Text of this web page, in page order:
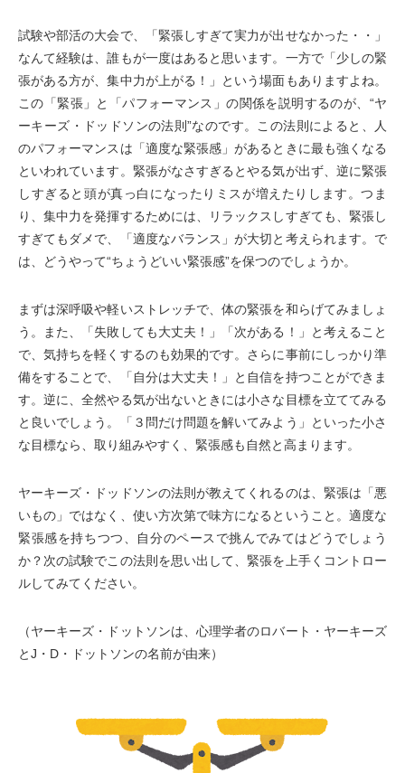
試験や部活の大会で、「緊張しすぎて実力が出せなかった・・」
なんて経験は、誰もが一度はあると思います。一方で「少しの緊
張がある方が、集中力が上がる！」という場面もありますよね。
この「緊張」と「パフォーマンス」の関係を説明するのが、“ヤ
ーキーズ・ドッドソンの法則”なのです。この法則によると、人
のパフォーマンスは「適度な緊張感」があるときに最も強くなる
といわれています。緊張がなさすぎるとやる気が出ず、逆に緊張
しすぎると頭が真っ白になったりミスが増えたりします。つま
り、集中力を発揮するためには、リラックスしすぎても、緊張し
すぎてもダメで、「適度なバランス」が大切と考えられます。で
は、どうやって“ちょうどいい緊張感”を保つのでしょうか。
まずは深呼吸や軽いストレッチで、体の緊張を和らげてみましょ
う。また、「失敗しても大丈夫！」「次がある！」と考えること
で、気持ちを軽くするのも効果的です。さらに事前にしっかり準
備をすることで、「自分は大丈夫！」と自信を持つことができま
す。逆に、全然やる気が出ないときには小さな目標を立ててみる
と良いでしょう。「３問だけ問題を解いてみよう」といった小さ
な目標なら、取り組みやすく、緊張感も自然と高まります。
ヤーキーズ・ドッドソンの法則が教えてくれるのは、緊張は「悪
いもの」ではなく、使い方次第で味方になるということ。適度な
緊張感を持ちつつ、自分のペースで挑んでみてはどうでしょう
か？次の試験でこの法則を思い出して、緊張を上手くコントロー
ルしてみてください。
（ヤーキーズ・ドットソンは、心理学者のロバート・ヤーキーズ
とJ・D・ドットソンの名前が由来）